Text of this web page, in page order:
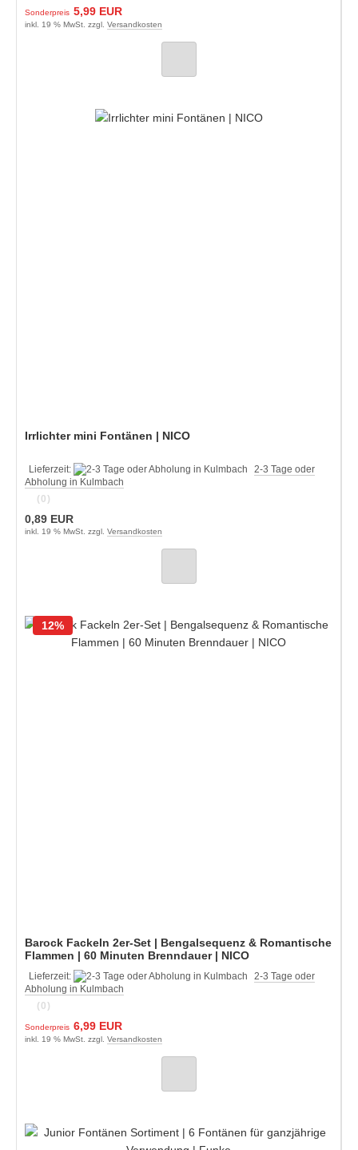
Sonderpreis 5,99 EUR
inkl. 19 % MwSt. zzgl. Versandkosten
Irrlichter mini Fontänen | NICO
Lieferzeit:
2-3 Tage oder
Abholung in Kulmbach
(0)
0,89 EUR
inkl. 19 % MwSt. zzgl. Versandkosten
Barock Fackeln 2er-Set | Bengalsequenz & Romantische
Flammen | 60 Minuten Brenndauer | NICO
Lieferzeit:
2-3 Tage oder
Abholung in Kulmbach
(0)
Sonderpreis 6,99 EUR
12%
inkl. 19 % MwSt. zzgl. Versandkosten